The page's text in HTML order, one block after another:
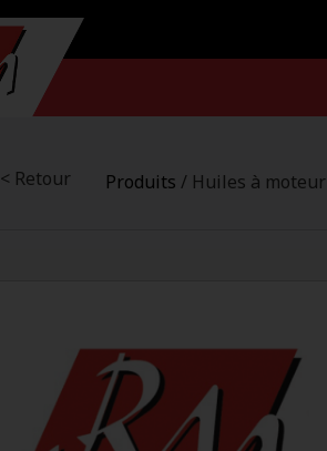
< Retour Produits / Huiles à moteur